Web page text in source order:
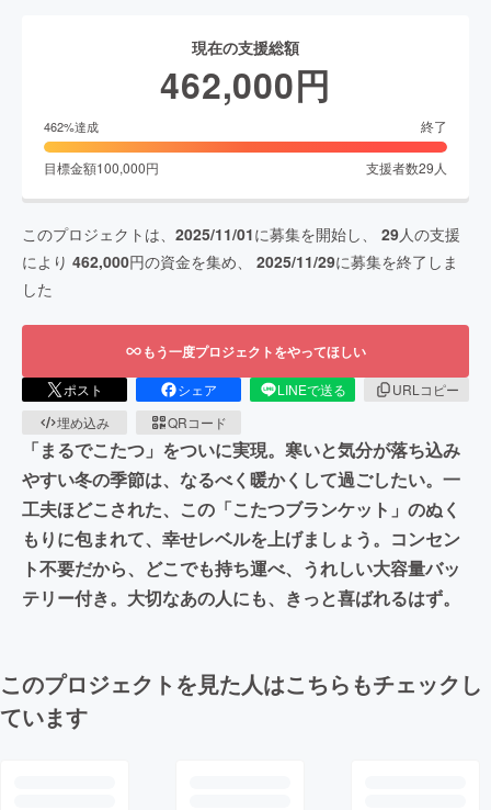
現在の支援総額
462,000円
462%達成 終了
目標金額100,000円 支援者数29 人
このプロジェクトは、 2025/11/01に募集を開始し、 29人の支援
により 462,000円の資金を集め、 2025/11/29に募集を終了しま
した
もう一度プロジェクトをやってほしい
ポスト シェア LINEで送る
URLコピー
埋め込み
QRコード
「まるでこたつ」をついに実現。寒いと気分が落ち込み
やすい冬の季節は、なるべく暖かくして過ごしたい。一
工夫ほどこされた、この「こたつブランケット」のぬく
もりに包まれて、幸せレベルを上げましょう。コンセン
ト不要だから、どこでも持ち運べ、うれしい大容量バッ
テリー付き。大切なあの人にも、きっと喜ばれるはず。
このプロジェクトを見た人はこちらもチェックし
ています